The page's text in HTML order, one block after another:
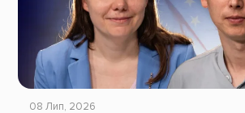
08 Лип, 2026